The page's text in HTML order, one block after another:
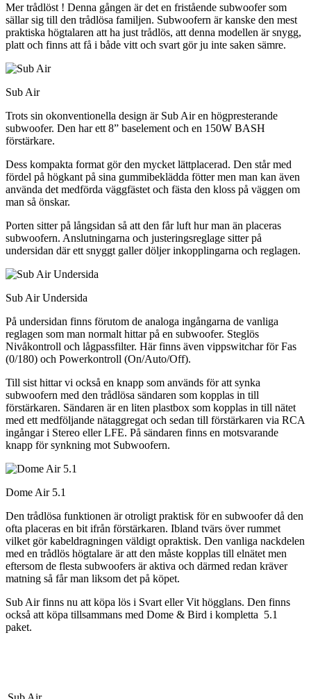
Mer trådlöst ! Denna gången är det en fristående subwoofer som
sällar sig till den trådlösa familjen. Subwoofern är kanske den mest
praktiska högtalaren att ha just trådlös, att denna modellen är snygg,
platt och finns att få i både vitt och svart gör ju inte saken sämre.
Sub Air
Trots sin okonventionella design är Sub Air en högpresterande
subwoofer. Den har ett 8” baselement och en 150W BASH
förstärkare.
Dess kompakta format gör den mycket lättplacerad. Den står med
fördel på högkant på sina gummibeklädda fötter men man kan även
använda det medförda väggfästet och fästa den kloss på väggen om
man så önskar.
Porten sitter på långsidan så att den får luft hur man än placeras
subwoofern. Anslutningarna och justeringsreglage sitter på
undersidan där ett snyggt galler döljer inkopplingarna och reglagen.
Sub Air Undersida
På undersidan finns förutom de analoga ingångarna de vanliga
reglagen som man normalt hittar på en subwoofer. Steglös
Nivåkontroll och lågpassfilter. Här finns även vippswitchar för Fas
(0/180) och Powerkontroll (On/Auto/Off).
Till sist hittar vi också en knapp som används för att synka
subwoofern med den trådlösa sändaren som kopplas in till
förstärkaren. Sändaren är en liten plastbox som kopplas in till nätet
med ett medföljande nätaggregat och sedan till förstärkaren via RCA
ingångar i Stereo eller LFE. På sändaren finns en motsvarande
knapp för synkning mot Subwoofern.
Dome Air 5.1
Den trådlösa funktionen är otroligt praktisk för en subwoofer då den
ofta placeras en bit ifrån förstärkaren. Ibland tvärs över rummet
vilket gör kabeldragningen väldigt opraktisk. Den vanliga nackdelen
med en trådlös högtalare är att den måste kopplas till elnätet men
eftersom de flesta subwoofers är aktiva och därmed redan kräver
matning så får man liksom det på köpet.
Sub Air finns nu att köpa lös i Svart eller Vit högglans. Den finns
också att köpa tillsammans med Dome & Bird i kompletta 5.1
paket.